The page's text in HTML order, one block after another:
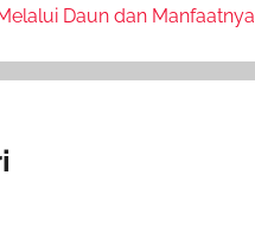
Daun dan Manfaatnya